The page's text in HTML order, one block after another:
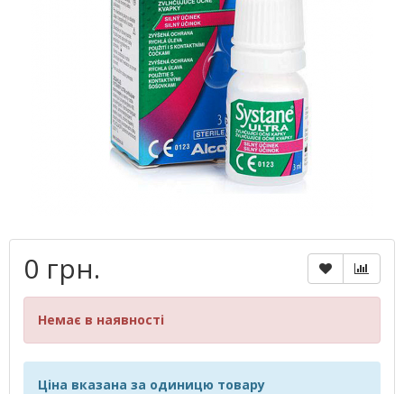
0 грн.
Немає в наявності
Ціна вказана за одиницю товару